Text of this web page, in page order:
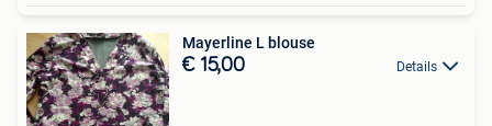
Mayerline L blouse
€ 15,00 Details